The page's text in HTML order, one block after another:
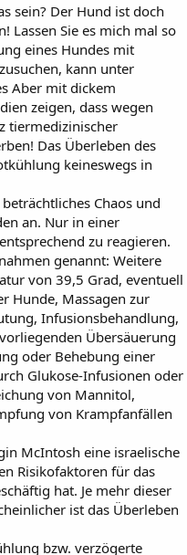
sein? Der Hund ist doch
Lassen Sie es mich mal so
eines Hundes mit
kann unter
Aber mit dickem
zeigen, dass wegen
tiermedizinischer
Das Überleben des
keineswegs in
Chaos und
an. Nur in einer
zu reagieren.
genannt: Weitere
von 39,5 Grad, eventuell
Hunde, Massagen zur
Infusionsbehandlung,
Übersäuerung
oder Behebung einer
Glukose-Infusionen oder
von Mannitol,
von Krampfanfällen
McIntosh eine israelische
Risikofaktoren für das
hat. Je mehr dieser
ist das Überleben
bzw. verzögerte